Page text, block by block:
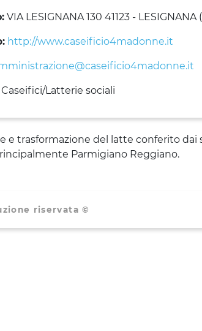
VIA LESIGNANA 130 41123 - LESIGNANA
http://www.caseificio4madonne.it
Caseifici/Latterie sociali
e trasformazione del latte conferito
Parmigiano Reggiano.
riservata ©